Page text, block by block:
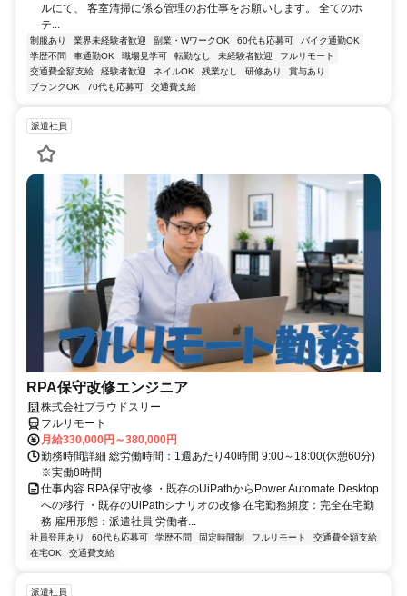
ルにて、 客室清掃に係る管理のお仕事をお願いします。 全てのホ
テ...
制服あり 業界未経験者歓迎 副業・WワークOK 60代も応募可
バイク通勤OK
学歴不問
車通勤OK 職場見学可 転勤なし 未経験者歓迎
フルリモート
交通費全額支給
経験者歓迎 ネイルOK 残業なし 研修あり
賞与あり
ブランクOK
70代も応募可 交通費支給
派遣社員
RPA保守改修エンジニア
株式会社プラウドスリー
フルリモート
月給330,000円～380,000円
勤務時間詳細 総労働時間：1週あたり40時間 9:00～18:00(休憩60分)
※実働8時間
仕事内容 RPA保守改修 ・既存のUiPathからPower Automate Desktop
への移行 ・既存のUiPathシナリオの改修 在宅勤務頻度：完全在宅勤
務 雇用形態：派遣社員 労働者...
社員登用あり 60代も応募可 学歴不問 固定時間制 フルリモート
交通費全額支給
在宅OK
交通費支給
派遣社員